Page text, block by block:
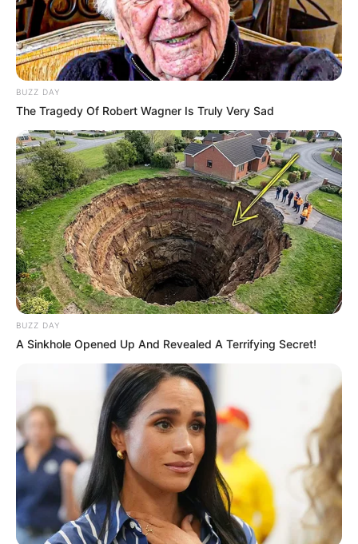
BUZZ DAY
The Tragedy Of Robert Wagner Is Truly Very Sad
BUZZ DAY
A Sinkhole Opened Up And Revealed A Terrifying Secret!